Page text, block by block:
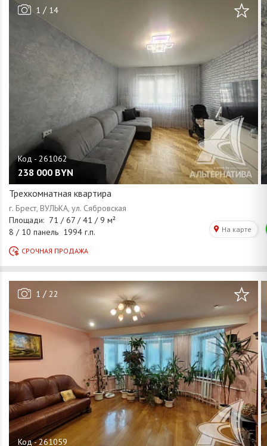
1 / 14
238 000 BYN
Трехкомнатная квартира
1 / 22